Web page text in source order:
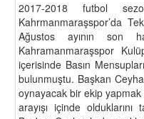
2017-2018 futbol
Kahrmanmaraşspor’da
Ağustos ayının son
Kahramanmaraşspor
içerisinde Basın
bulunmuştu. Başkan
oynayacak bir ekip
arayışı içinde